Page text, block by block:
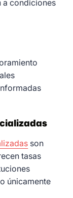
a condiciones
son
tasas
únicamente